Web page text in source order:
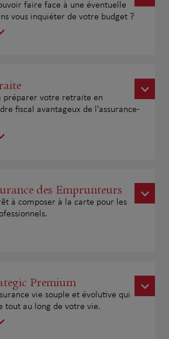
faire face à une éventuelle
vous inquiéter de votre budget ?
préparer votre retraite en
fiscal avantageux de l'assurance-
des Emprunteurs
à composer à la carte pour les
Premium
vie souple et évolutive qui
tout au long de votre vie.